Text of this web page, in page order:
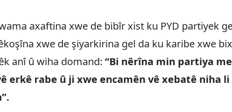
axaftina xwe de bibîr xist ku PYD partiyek
xwe de şiyarkirina gel da ku karibe xwe
anî û wiha domand: “Bi nêrîna min partiya me
erkê rabe û ji xwe encamên vê xebatê niha li